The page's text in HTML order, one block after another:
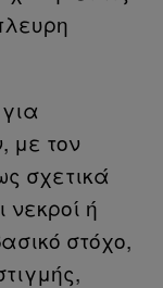
με τον
σχετικά
ή
στόχο,